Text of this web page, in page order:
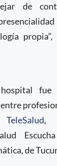
de
fue
TeleSalud,
de